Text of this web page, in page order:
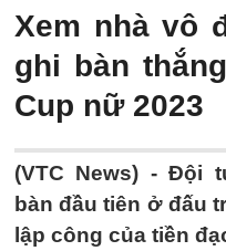
Xem nhà vô
ghi bàn
Cup nữ 2023
(VTC News) -Đội
bàn đầu tiên ở đấu
lập công của tiền